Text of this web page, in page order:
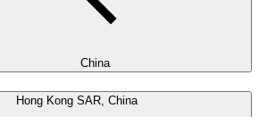
China
Hong Kong SAR, China